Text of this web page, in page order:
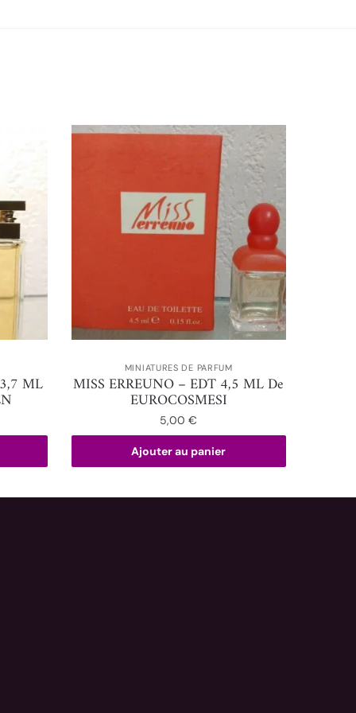
ML
MINIATURES DE PARFUM
MISS ERREUNO – EDT 4,5 ML De
EUROCOSMESI
5,00€
Ajouter au panier